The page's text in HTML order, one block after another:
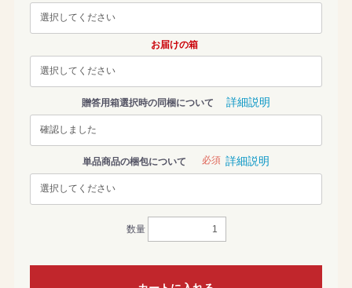
お届けの箱
贈答用箱選択時の同梱について 詳細説明
単品商品の梱包について 必須 詳細説明
数量